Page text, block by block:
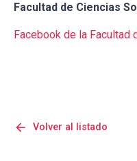
Facultad de Ciencias
Facebook de la Facultad
arrow_back Volver al listado